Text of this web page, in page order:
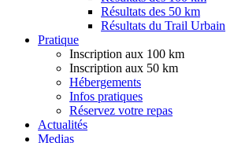
Résultats des 50 km
Résultats du Trail Urbain
Pratique
Inscription aux 100 km
Inscription aux 50 km
Hébergements
Infos pratiques
Réservez votre repas
Actualités
Medias